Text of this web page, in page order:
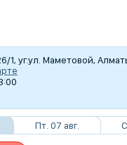
1, уг.ул. Маметовой,
Пт. 07 авг.